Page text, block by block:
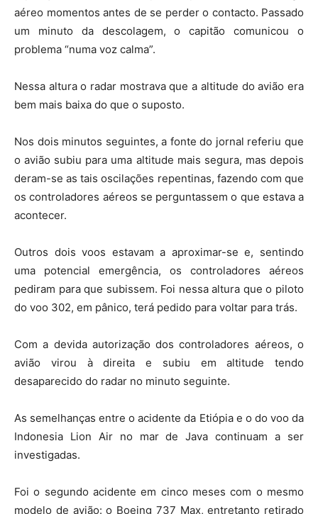
aéreo momentos antes de se perder o contacto. Passado
um minuto da descolagem, o capitão comunicou o
problema “numa voz calma”.
Nessa altura o radar mostrava que a altitude do avião era
bem mais baixa do que o suposto.
Nos dois minutos seguintes, a fonte do jornal referiu que
o avião subiu para uma altitude mais segura, mas depois
deram-se as tais oscilações repentinas, fazendo com que
os controladores aéreos se perguntassem o que estava a
acontecer.
Outros dois voos estavam a aproximar-se e, sentindo
uma potencial emergência, os controladores aéreos
pediram para que subissem. Foi nessa altura que o piloto
do voo 302, em pânico, terá pedido para voltar para trás.
Com a devida autorização dos controladores aéreos, o
avião virou à direita e subiu em altitude tendo
desaparecido do radar no minuto seguinte.
As semelhanças entre o acidente da Etiópia e o do voo da
Indonesia Lion Air no mar de Java continuam a ser
investigadas.
Foi o segundo acidente em cinco meses com o mesmo
modelo de avião: o Boeing 737 Max, entretanto retirado